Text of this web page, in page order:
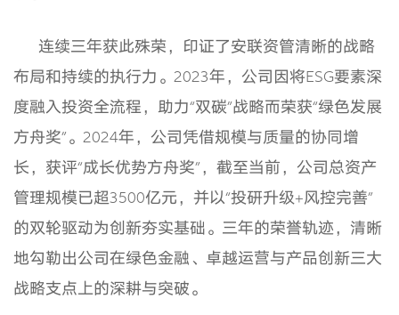
连续三年获此殊荣，印证了安联资管清晰的战略
布局和持续的执行力。2023年，公司因将ESG要素深
度融入投资全流程，助力“双碳”战略而荣获“绿色发展
方舟奖”。2024年，公司凭借规模与质量的协同增
长，获评“成长优势方舟奖”，截至当前，公司总资产
管理规模已超3500亿元，并以“投研升级+风控完善”
的双轮驱动为创新夯实基础。三年的荣誉轨迹，清晰
地勾勒出公司在绿色金融、卓越运营与产品创新三大
战略支点上的深耕与突破。